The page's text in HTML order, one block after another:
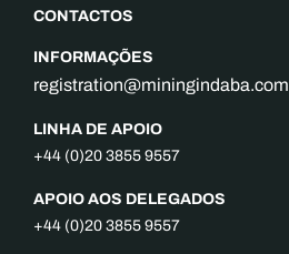
CONTACTOS
INFORMAÇÕES
registration@miningindaba.com
LINHA DE APOIO
+44 (0)20 3855 9557
APOIO AOS DELEGADOS
+44 (0)20 3855 9557